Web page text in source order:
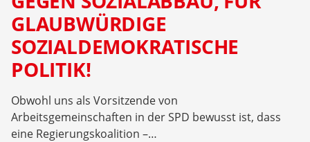
GLAUBWÜRDIGE
SOZIALDEMOKRATISCHE
POLITIK!
Obwohl uns als Vorsitzende von
Arbeitsgemeinschaften in der SPD bewusst ist, dass
eine Regierungskoalition –